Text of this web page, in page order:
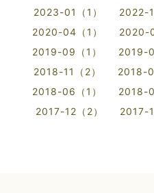
2023-01（1）
2022-
2020-04（1）
2020-
2019-09（1）
2019-
2018-11（2）
2018-
2018-06（1）
2018-
2017-12（2）
2017-